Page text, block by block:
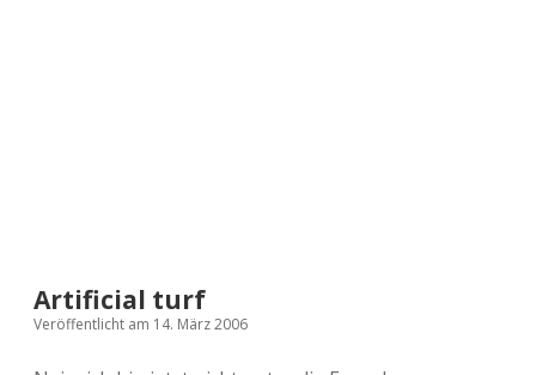
Artificial turf
Veröffentlicht am 14. März 2006